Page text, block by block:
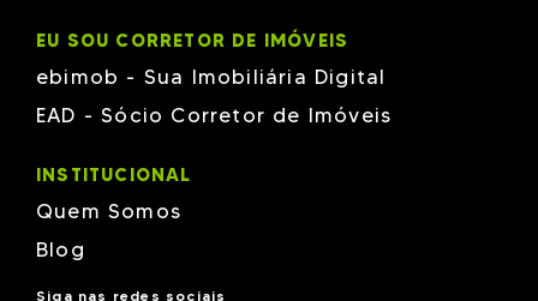
EU SOU CORRETOR DE IMÓVEIS
ebimob - Sua Imobiliária Digital
EAD - Sócio Corretor de Imóveis
INSTITUCIONAL
Quem Somos
Blog
Siga nas redes sociais